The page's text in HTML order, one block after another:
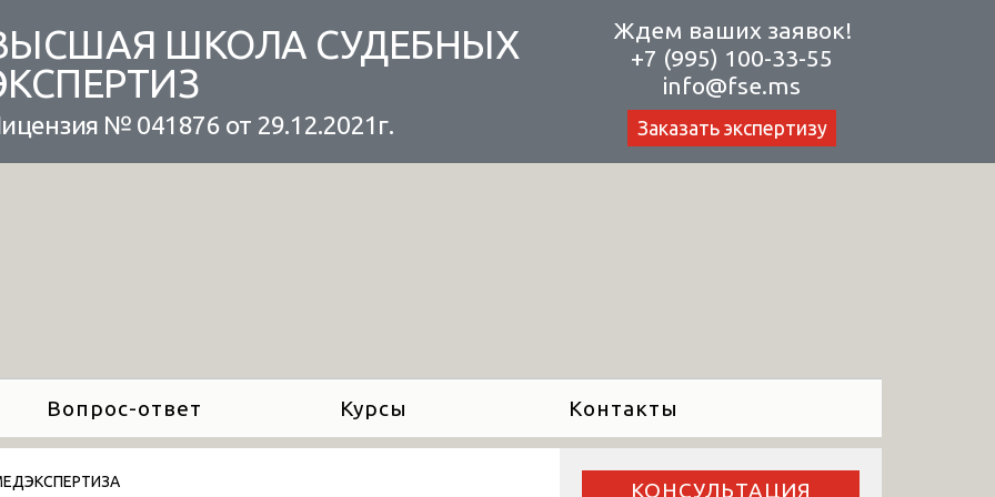
ШКОЛА СУДЕБНЫХ
№ 041876 от 29.12.2021г.
Ждем ваших заявок!
+7 (995) 100-33-55
info@fse.ms
Заказать экспертизу
Вопрос-ответ Курсы Контакты
КОНСУЛЬТАЦИЯ